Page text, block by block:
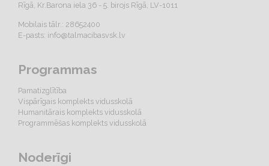
Rīgā, Kr.Barona iela 36 - 5. birojs Rīgā, LV-1011
Mobilais tālr.: 28652400
E-pasts: info@talmacibasvsk.lv
Programmas
Pamatizglītība
Vispārīgais komplekts vidusskolā
Humanitārais komplekts vidusskolā
Programmēšas komplekts vidusskolā
Noderīgi